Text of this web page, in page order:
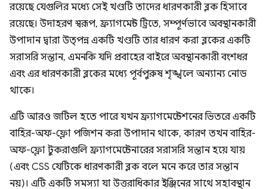
রয়েছে যেগুলির মধ্যে সেই খণ্ডটি তাদের ধারণকারী ব্লক হিসাবে
রয়েছে। উদাহরণ স্বরূপ, ফ্র্যাগমেন্ট ট্রিতে, সম্পূর্ণভাবে অবস্থানকারী
উপাদান দ্বারা উত্পন্ন একটি খণ্ডটি তার ধারণ করা ব্লকের একটি
সরাসরি সন্তান, এমনকি যদি প্রবাহের বাইরে অবস্থানকারী বংশধর
এবং এর ধারণকারী ব্লকের মধ্যে পূর্বপুরুষ শৃঙ্খলে অন্যান্য নোড
থাকে।
এটি আরও জটিল হতে পারে যখন ফ্র্যাগমেন্টেশনের ভিতরে একটি
বাহির-অফ-ফ্লো পজিশন করা উপাদান থাকে, কারণ তখন বাহির-
অফ-ফ্লো টুকরাগুলি ফ্র্যাগমেন্টেনারের সরাসরি সন্তান হয়ে যায়
(এবং CSS যেটিকে ধারণকারী ব্লক বলে মনে করে তার সন্তান
নয়)। এটি একটি সমস্যা যা উত্তরাধিকার ইঞ্জিনের সাথে সহাবস্থান